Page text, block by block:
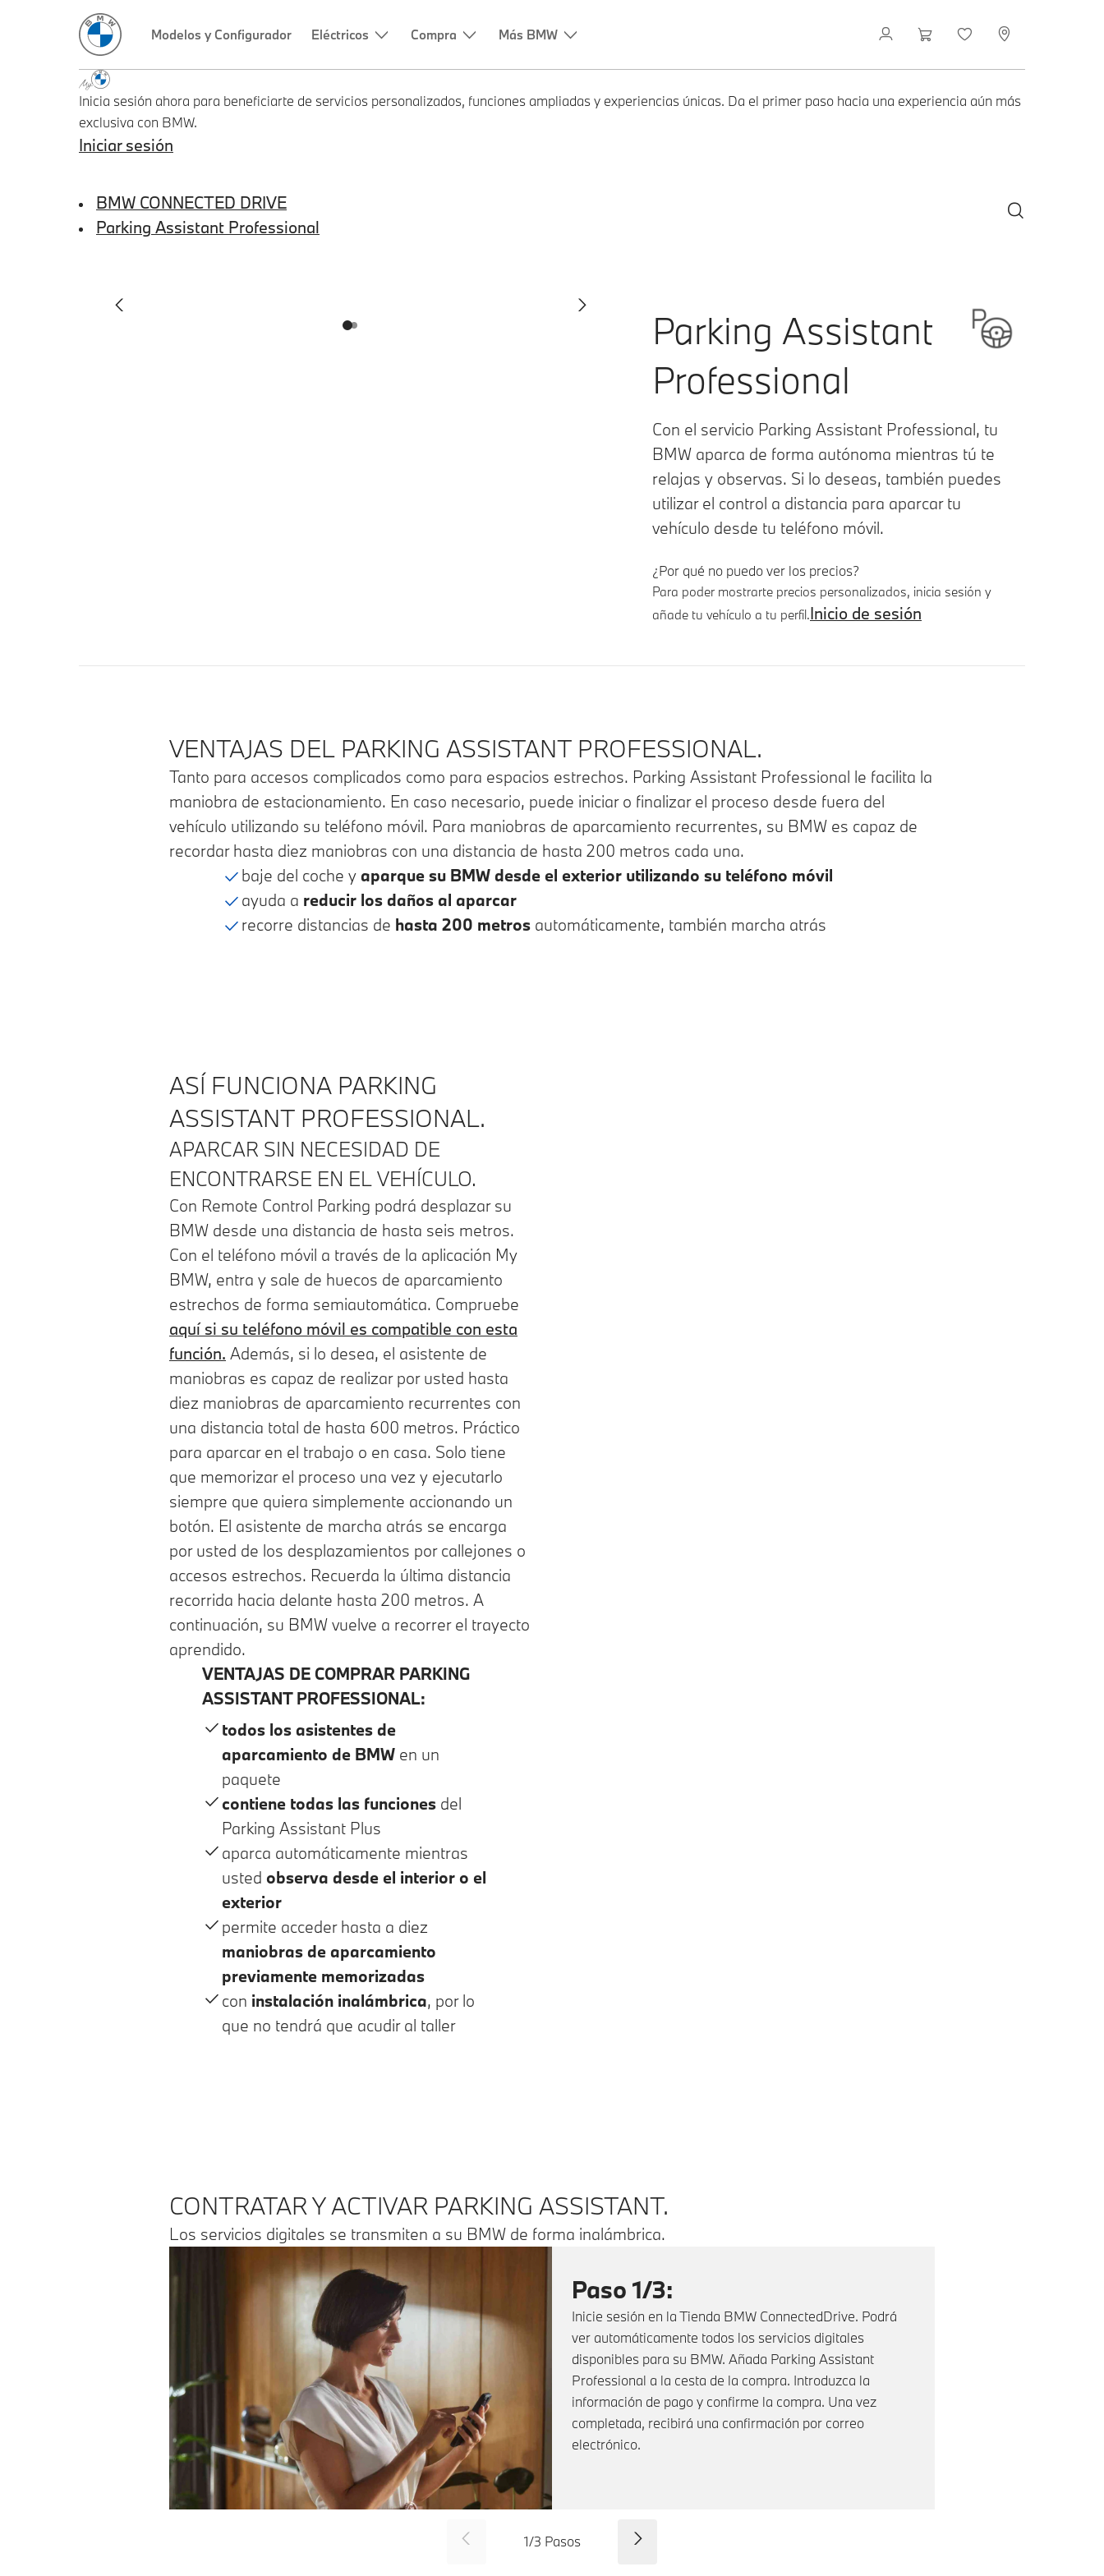
Inicia sesión ahora para beneficiarte de servicios personalizados, funciones ampliadas y experiencias únicas. Da el primer paso hacia una experiencia aún más
exclusiva con BMW.
Iniciar sesión
BMW CONNECTED DRIVE
Parking Assistant Professional
1 2
Parking Assistant
Professional
Con el servicio Parking Assistant Professional, tu
BMW aparca de forma autónoma mientras tú te
relajas y observas. Si lo deseas, también puedes
utilizar el control a distancia para aparcar tu
vehículo desde tu teléfono móvil.
¿Por qué no puedo ver los precios?
Para poder mostrarte precios personalizados, inicia sesión y
añade tu vehículo a tu perfil.Inicio de sesión
VENTAJAS DEL PARKING ASSISTANT PROFESSIONAL.
Tanto para accesos complicados como para espacios estrechos. Parking Assistant Professional le facilita la
maniobra de estacionamiento. En caso necesario, puede iniciar o finalizar el proceso desde fuera del
vehículo utilizando su teléfono móvil. Para maniobras de aparcamiento recurrentes, su BMW es capaz de
recordar hasta diez maniobras con una distancia de hasta 200 metros cada una.
baje del coche y aparque su BMW desde el exterior utilizando su teléfono móvil
ayuda a reducir los daños al aparcar
recorre distancias de hasta 200 metros automáticamente, también marcha atrás
ASÍ FUNCIONA PARKING
ASSISTANT PROFESSIONAL.
APARCAR SIN NECESIDAD DE
ENCONTRARSE EN EL VEHÍCULO.
Con Remote Control Parking podrá desplazar su
BMW desde una distancia de hasta seis metros.
Con el teléfono móvil a través de la aplicación My
BMW, entra y sale de huecos de aparcamiento
estrechos de forma semiautomática. Compruebe
aquí si su teléfono móvil es compatible con esta
función. Además, si lo desea, el asistente de
maniobras es capaz de realizar por usted hasta
diez maniobras de aparcamiento recurrentes con
una distancia total de hasta 600 metros. Práctico
para aparcar en el trabajo o en casa. Solo tiene
que memorizar el proceso una vez y ejecutarlo
siempre que quiera simplemente accionando un
botón. El asistente de marcha atrás se encarga
por usted de los desplazamientos por callejones o
accesos estrechos. Recuerda la última distancia
recorrida hacia delante hasta 200 metros. A
continuación, su BMW vuelve a recorrer el trayecto
aprendido.
VENTAJAS DE COMPRAR PARKING
ASSISTANT PROFESSIONAL:
todos los asistentes de
aparcamiento de BMW en un
paquete
contiene todas las funciones del
Parking Assistant Plus
aparca automáticamente mientras
usted observa desde el interior o el
exterior
permite acceder hasta a diez
maniobras de aparcamiento
previamente memorizadas
con instalación inalámbrica, por lo
que no tendrá que acudir al taller
CONTRATAR Y ACTIVAR PARKING ASSISTANT.
Los servicios digitales se transmiten a su BMW de forma inalámbrica.
Paso 1/3:
Inicie sesión en la Tienda BMW ConnectedDrive. Podrá
ver automáticamente todos los servicios digitales
disponibles para su BMW. Añada Parking Assistant
Professional a la cesta de la compra. Introduzca la
información de pago y confirme la compra. Una vez
completada, recibirá una confirmación por correo
electrónico.
SID_CD_FP_COMMON_PREVIOUS_BUTTON
1/3 Pasos